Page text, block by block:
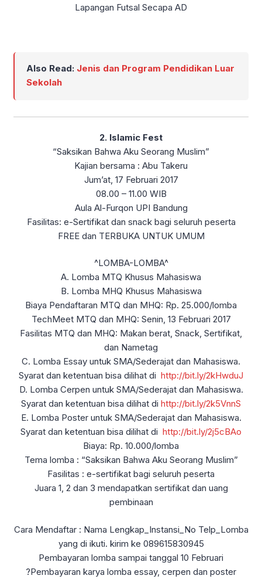
Lapangan Futsal Secapa AD
Also Read: Jenis dan Program Pendidikan Luar
Sekolah
2. Islamic Fest
“Saksikan Bahwa Aku Seorang Muslim”
Kajian bersama : Abu Takeru
Jum’at, 17 Februari 2017
08.00 – 11.00 WIB
Aula Al-Furqon UPI Bandung
Fasilitas: e-Sertifikat dan snack bagi seluruh peserta
FREE dan TERBUKA UNTUK UMUM
^LOMBA-LOMBA^
A. Lomba MTQ Khusus Mahasiswa
B. Lomba MHQ Khusus Mahasiswa
Biaya Pendaftaran MTQ dan MHQ: Rp. 25.000/lomba
TechMeet MTQ dan MHQ: Senin, 13 Februari 2017
Fasilitas MTQ dan MHQ: Makan berat, Snack, Sertifikat,
dan Nametag
C. Lomba Essay untuk SMA/Sederajat dan Mahasiswa.
Syarat dan ketentuan bisa dilihat di http://bit.ly/2kHwduJ
D. Lomba Cerpen untuk SMA/Sederajat dan Mahasiswa.
Syarat dan ketentuan bisa dilihat di http://bit.ly/2k5VnnS
E. Lomba Poster untuk SMA/Sederajat dan Mahasiswa.
Syarat dan ketentuan bisa dilihat di http://bit.ly/2j5cBAo
Biaya: Rp. 10.000/lomba
Tema lomba : “Saksikan Bahwa Aku Seorang Muslim”
Fasilitas : e-sertifikat bagi seluruh peserta
Juara 1, 2 dan 3 mendapatkan sertifikat dan uang
pembinaan
Cara Mendaftar : Nama Lengkap_Instansi_No Telp_Lomba
yang di ikuti. kirim ke 089615830945
Pembayaran lomba sampai tanggal 10 Februari
?Pembayaran karya lomba essay, cerpen dan poster